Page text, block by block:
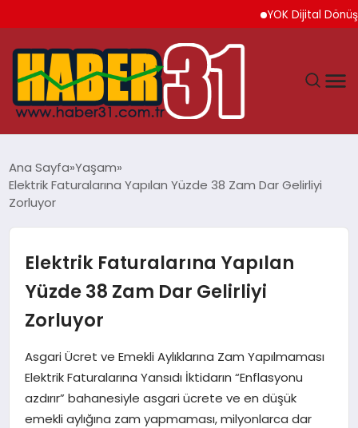
YOK Dijital Dönüşüm
HATAY
GÜNDEM
MAGAZIN
SAĞLIK
Ana Sayfa Yaşam
Elektrik Faturalarına Yapılan Yüzde 38 Zam Dar Gelirliyi
Zorluyor
Elektrik Faturalarına Yapılan
Yüzde 38 Zam Dar Gelirliyi
Zorluyor
Asgari Ücret ve Emekli Aylıklarına Zam Yapılmaması
Elektrik Faturalarına Yansıdı İktidarın “Enflasyonu
azdırır” bahanesiyle asgari ücrete ve en düşük
emekli aylığına zam yapmaması, milyonlarca dar